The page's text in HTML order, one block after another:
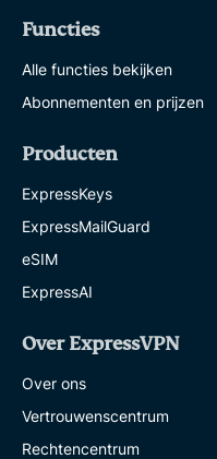
Functies
Alle functies bekijken
Abonnementen en prijzen
Producten
ExpressKeys
ExpressMailGuard
eSIM
ExpressAI
Over ExpressVPN
Over ons
Vertrouwenscentrum
Rechtencentrum